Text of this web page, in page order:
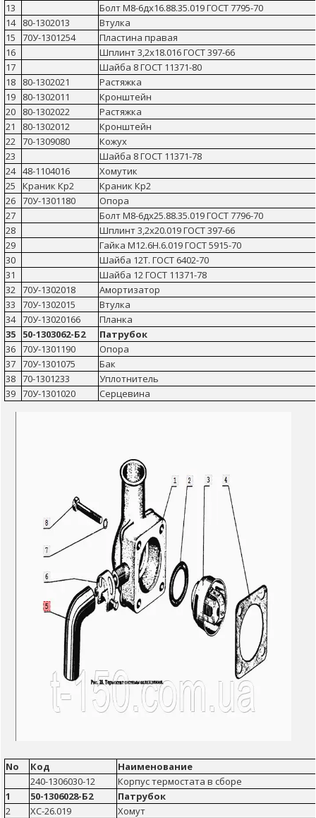
13
Болт М8-6дх16.88.35.019 ГОСТ 7795-70
14
80-1302013
Втулка
15
70У-1301254
Пластина правая
16
Шплинт 3,2х18.016 ГОСТ 397-66
17
Шайба 8 ГОСТ 11371-80
18
80-1302021
Растяжка
19
80-1302011
Кронштейн
20
80-1302022
Растяжка
21
80-1302012
Кронштейн
22 70-1309080
Кожух
23
Шайба 8 ГОСТ 11371-78
24 48-1104016
Хомутик
25
Краник Кр2
Краник Кр2
26 70У-1301180
Опора
27
Болт М8-6дх25.88.35.019 ГОСТ 7796-70
28
Шплинт 3,2х20.019 ГОСТ 397-66
29
Гайка М12.6Н.6.019 ГОСТ 5915-70
30
Шайба 12Т. ГОСТ 6402-70
31
Шайба 12 ГОСТ 11371-78
32 70У-1302018
Амортизатор
33
70У-1302015
Втулка
34 70У-13020166
Планка
35
50-1303062-Б2
Патрубок
36 70У-1301190
Опора
37 70У-1301075
Бак
38 70-1301233
Уплотнитель
39 70У-1301020 Серцевина
No Код
Наименование
240-1306030-12
Корпус термостата в сборе
1
50-1306028-Б2
Патрубок
2
ХС-26.019
Хомут